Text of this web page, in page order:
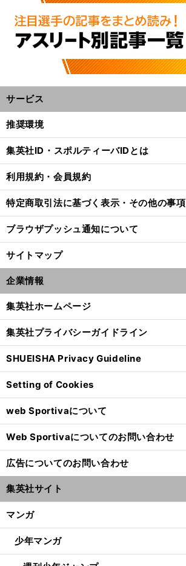
サービス
推奨環境
集英社ID・スポルティーバIDとは
利用規約・会員規約
特定商取引法に基づく表示・その他の事項
ブラウザプッシュ通知について
サイトマップ
企業情報
集英社ホームページ
集英社プライバシーガイドライン
SHUEISHA Privacy Guideline
Setting of Cookies
web Sportivaについて
Web Sportivaについてのお問い合わせ
広告についてのお問い合わせ
集英社サイト
マンガ
少年マンガ